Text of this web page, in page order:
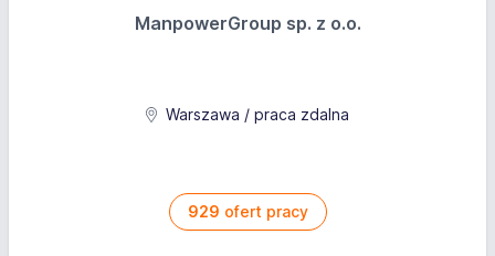
ManpowerGroup sp. z o.o.
Warszawa / praca zdalna
929 ofert pracy